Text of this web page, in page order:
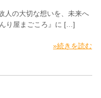
人の大切な想いを、未来へ
り屋まごころ』に […]
»続きを読む